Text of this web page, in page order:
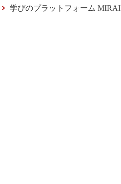
学びのプラットフォーム MIRAI